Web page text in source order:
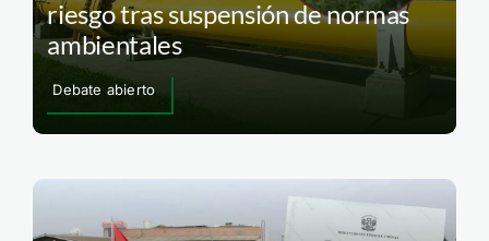
Deflagración en gasoducto de
Cusco: protección ambiental en
ambientales
Debate abierto